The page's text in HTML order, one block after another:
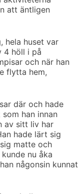
att äntligen
hela huset var
4 höll i på
och när han
flytta hem,
där och hade
han innan
av sitt liv har
hade lärt sig
matte och
nu åka
någonsin kunnat